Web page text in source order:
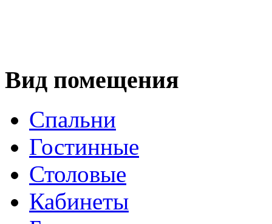
Вид помещения
Спальни
Гостинные
Столовые
Кабинеты